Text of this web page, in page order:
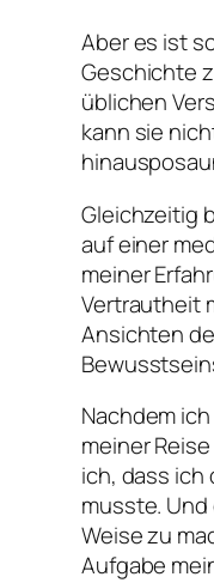
Aber es ist
Geschichte
üblichen
kann sie
Gleichzeitig
auf einer
meiner
Vertrautheit
Ansichten
Nachdem
meiner
ich, dass ich
musste.
Weise zu
Aufgabe